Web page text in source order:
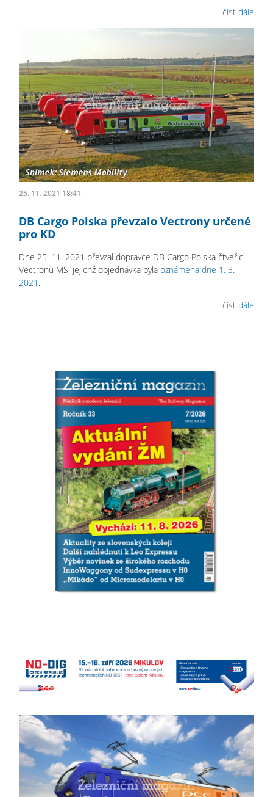
číst dále
25. 11. 2021 18:41
DB Cargo Polska převzalo Vectrony určené
pro KD
Dne 25. 11. 2021 převzal dopravce DB Cargo Polska čtveřici
Vectronů MS, jejichž objednávka byla oznámena dne 1. 3.
2021 .
číst dále